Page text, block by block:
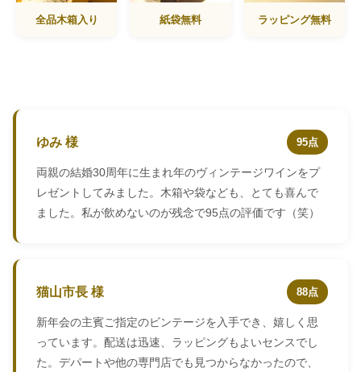
全品木箱入り 紙袋無料 ラッピング無料
ゆみ 様 95点
両親の結婚30周年に生まれ年のヴィンテージワインをプ
レゼントしてみました。木箱や袋なども、とても喜んで
ました。私が飲めないのが残念で95点の評価です（笑）
猫山市長 様 88点
新年会の主賓ご指定のビンテージを入手でき、嬉しく思
っています。配送は迅速、ラッピングもよいセンスでし
た。デパートや他の専門店でも見つからなかったので、